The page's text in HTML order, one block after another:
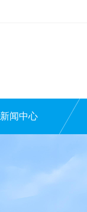
新闻中心